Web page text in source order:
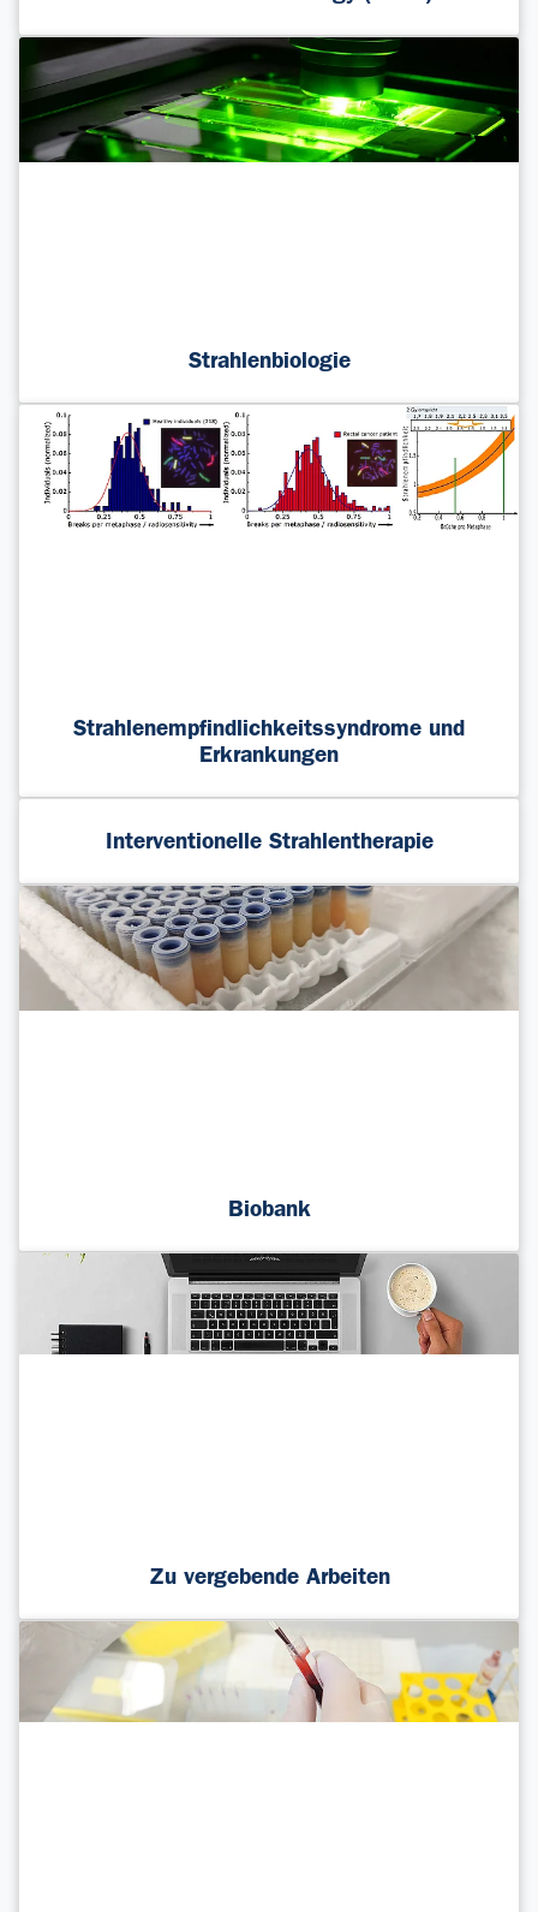
Strahlenbiologie
Strahlenempfindlichkeitssyndrome und
Erkrankungen
Interventionelle Strahlentherapie
Biobank
Zu vergebende Arbeiten